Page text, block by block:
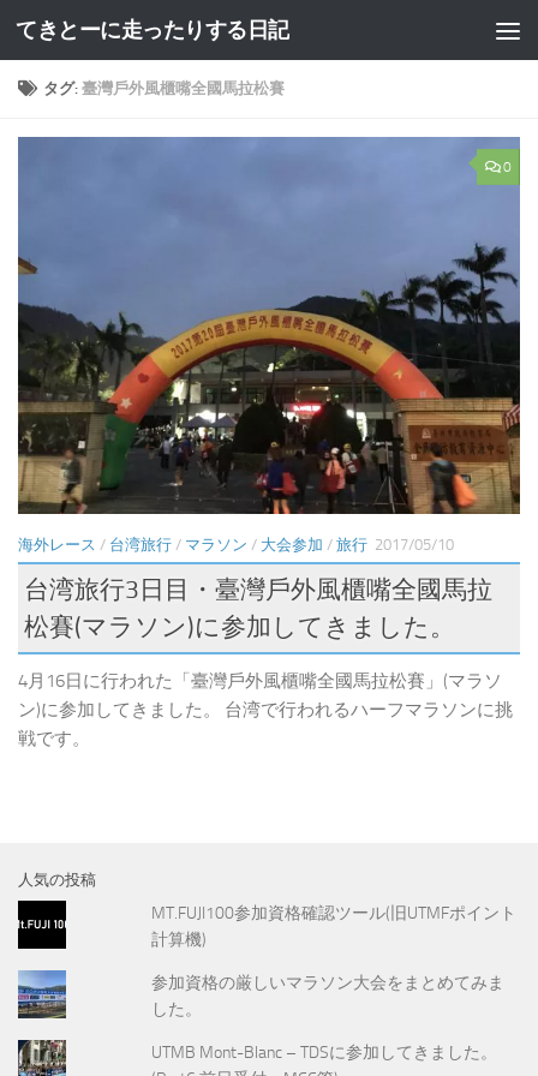
コンテンツへスキップ
てきとーに走ったりする日記
タグ:臺灣戶外風櫃嘴全國馬拉松賽
0
海外レース / 台湾旅行 / マラソン / 大会参加 / 旅行 2017/05/10
台湾旅行3日目・臺灣戶外風櫃嘴全國馬拉
松賽(マラソン)に参加してきました。
4月16日に行われた「臺灣戶外風櫃嘴全國馬拉松賽」(マラソ
ン)に参加してきました。 台湾で行われるハーフマラソンに挑
戦です。
人気の投稿
MT.FUJI100参加資格確認ツール(旧UTMFポイント
計算機)
参加資格の厳しいマラソン大会をまとめてみま
した。
UTMB Mont-Blanc – TDSに参加してきました。